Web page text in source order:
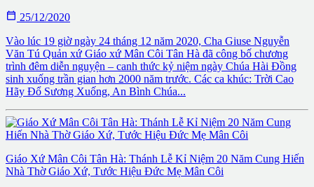
 25/12/2020
Vào lúc 19 giờ ngày 24 tháng 12 năm 2020, Cha Giuse Nguyễn
Văn Tú Quản xứ Giáo xứ Mân Côi Tân Hà đã công bố chương
trình đêm diễn nguyện – canh thức kỷ niệm ngày Chúa Hài Đồng
sinh xuống trần gian hơn 2000 năm trước. Các ca khúc: Trời Cao
Hãy Đổ Sương Xuống, An Bình Chúa...
Giáo Xứ Mân Côi Tân Hà: Thánh Lễ Kỉ Niệm 20 Năm Cung Hiến
Nhà Thờ Giáo Xứ, Tước Hiệu Đức Mẹ Mân Côi